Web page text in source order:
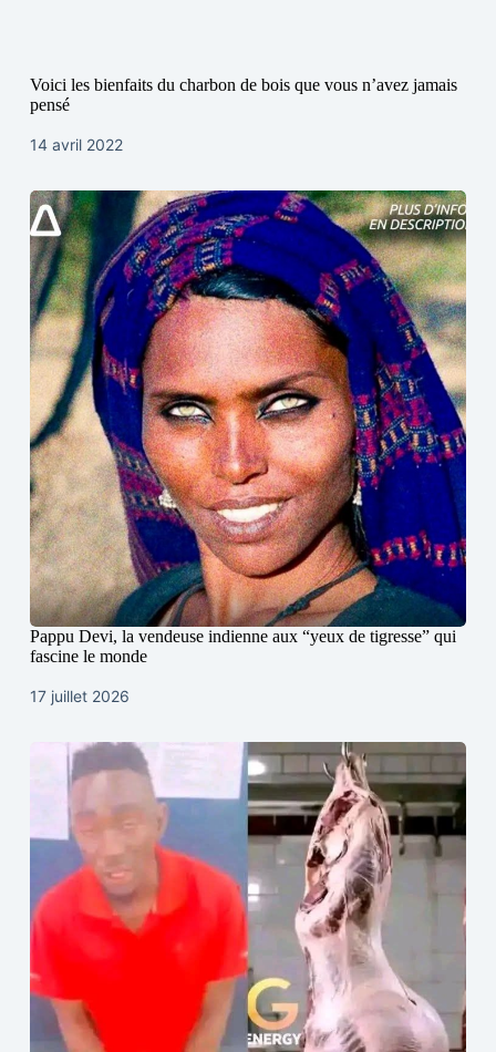
Voici les bienfaits du charbon de bois que vous n’avez jamais
pensé
14 avril 2022
Pappu Devi, la vendeuse indienne aux “yeux de tigresse” qui
fascine le monde
17 juillet 2026